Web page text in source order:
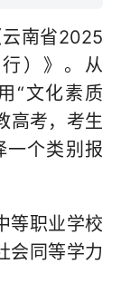
南省2025
）》。从
“文化素质
高考，考生
一个类别报
等职业学校
会同等学力